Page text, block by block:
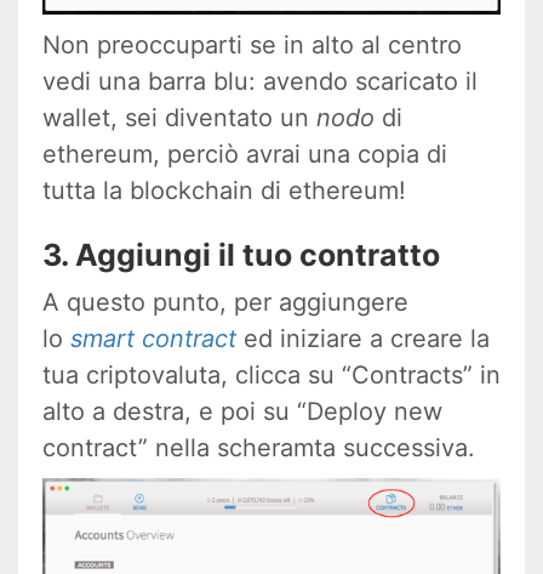
Non preoccuparti se in alto al centro
vedi una barra blu: avendo scaricato il
wallet, sei diventato un nodo di
ethereum, perciò avrai una copia di
tutta la blockchain di ethereum!
3. Aggiungi il tuo contratto
A questo punto, per aggiungere
lo smart contract ed iniziare a creare la
tua criptovaluta, clicca su “Contracts” in
alto a destra, e poi su “Deploy new
contract” nella scheramta successiva.